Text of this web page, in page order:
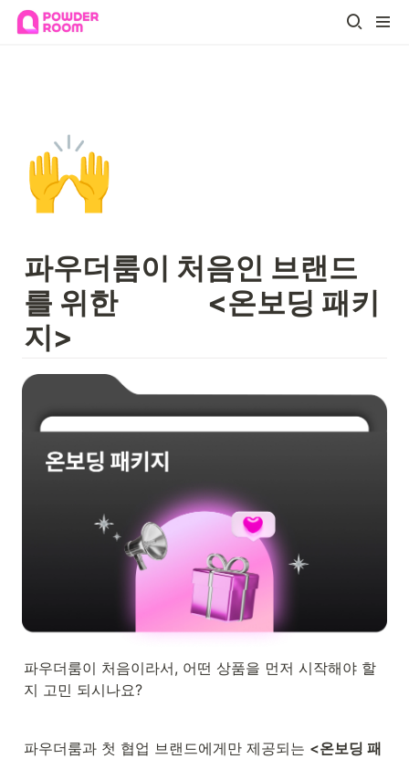
🙌
파우더룸이 처음인 브랜드
를 위한 <온보딩 패키
지>
파우더룸이 처음이라서, 어떤 상품을 먼저 시작해야 할
지 고민 되시나요?
파우더룸과 첫 협업 브랜드에게만 제공되는 <온보딩 패